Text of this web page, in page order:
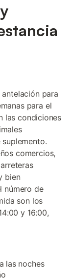
para
para el
las condiciones
comercios,
bien
número de
son los
y 16:00,
las noches